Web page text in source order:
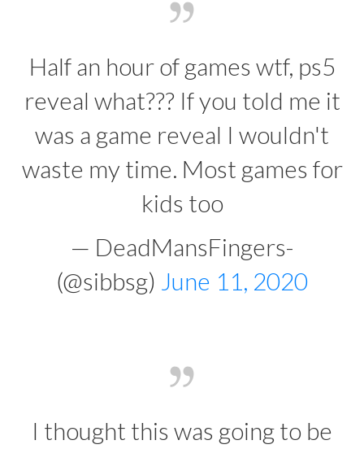
Half an hour of games wtf, ps5
reveal what??? If you told me it
was a game reveal I wouldn't
waste my time. Most games for
kids too
— DeadMansFingers-
(@sibbsg) June 11, 2020
I thought this was going to be